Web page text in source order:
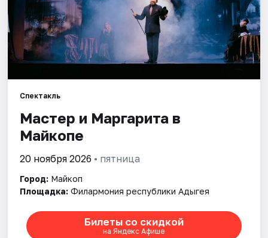
Площадки
Артисты
Рейтинги
Спектакль
Мастер и Маргарита в
Майкопе
20 ноября 2026 • пятница
Город: Майкоп
Площадка: Филармония республики Адыгея
Билеты со скидкой
на Яндекс Афише